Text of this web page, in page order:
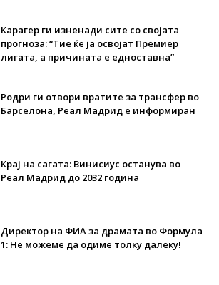
Карагер ги изненади сите со својата
прогноза: “Тие ќе ја освојат Премиер
лигата, а причината е едноставна”
Родри ги отвори вратите за трансфер во
Барселона, Реал Мадрид е информиран
Крај на сагата: Винисиус останува во
Реал Мадрид до 2032 година
Директор на ФИА за драмата во Формула
1: Не можеме да одиме толку далеку!